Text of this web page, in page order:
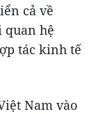
cả về
quan hệ
tác kinh tế
Nam vào